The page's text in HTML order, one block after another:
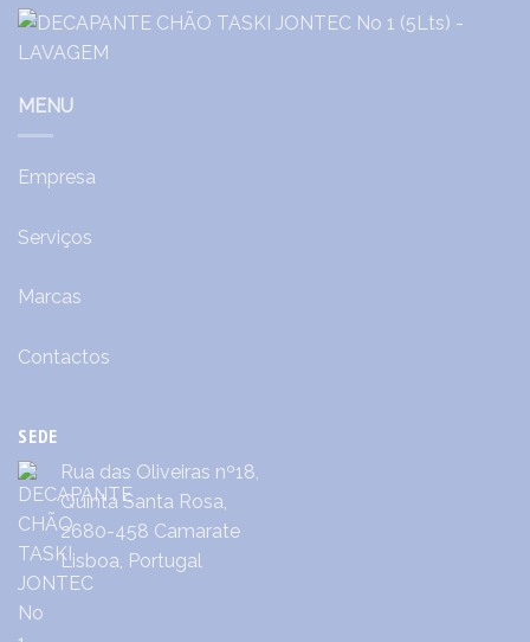
MENU
Empresa
Serviços
Marcas
Contactos
SEDE
Rua das Oliveiras nº18,
Quinta Santa Rosa,
2680-458 Camarate
Lisboa, Portugal